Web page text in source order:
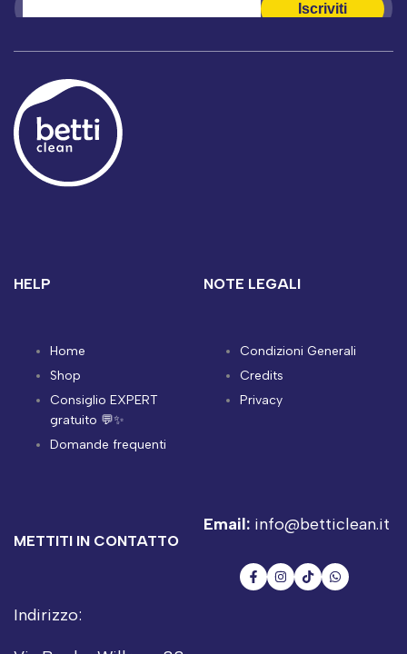
Iscriviti
HELP
Home
Shop
Consiglio EXPERT
gratuito 💬✨
Domande frequenti
NOTE LEGALI
Condizioni Generali
Credits
Privacy
METTITI IN CONTATTO
Indirizzo:
Email: info@betticlean.it
Facebook
Instagram
TikTokWhatsApp